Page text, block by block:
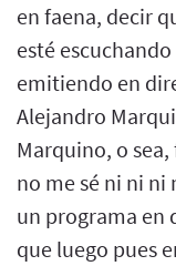
en faena, decir
esté
emitiendo en
Alejandro
Marquino, o
no me sé ni ni ni
un programa en
que luego pues